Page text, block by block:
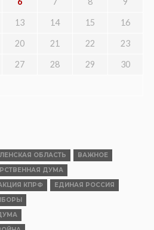
13 14 15 16
20 21 22 23
27 28 29 30
ОБЛАСТЬ
ВАЖНОЕ
ДУМА
КПРФ
ЕДИНАЯ РОССИЯ